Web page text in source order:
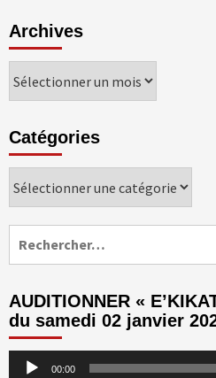
Archives
Archives
Catégories
Catégories
AUDITIONNER «
du samedi 02 janvier
Lecteur 00:00